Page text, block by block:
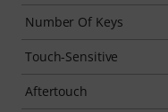
Number Of Keys
Touch-Sensitive
Aftertouch